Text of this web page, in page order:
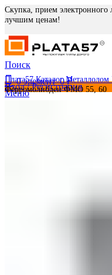
Скупка, прием электронного
лучшим ценам!
Поиск
0элемент 0₽
Меню
Вход / Регистрация
Плата57КаталогМеталлолом
Ферромолибден ФМО 55, 60